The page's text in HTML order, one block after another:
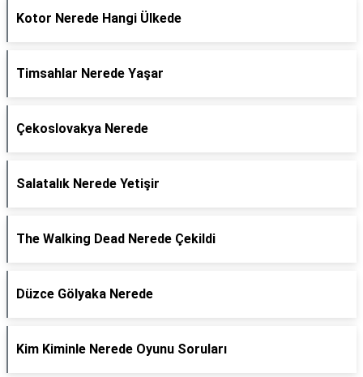
Kotor Nerede Hangi Ülkede
Timsahlar Nerede Yaşar
Çekoslovakya Nerede
Salatalık Nerede Yetişir
The Walking Dead Nerede Çekildi
Düzce Gölyaka Nerede
Kim Kiminle Nerede Oyunu Soruları